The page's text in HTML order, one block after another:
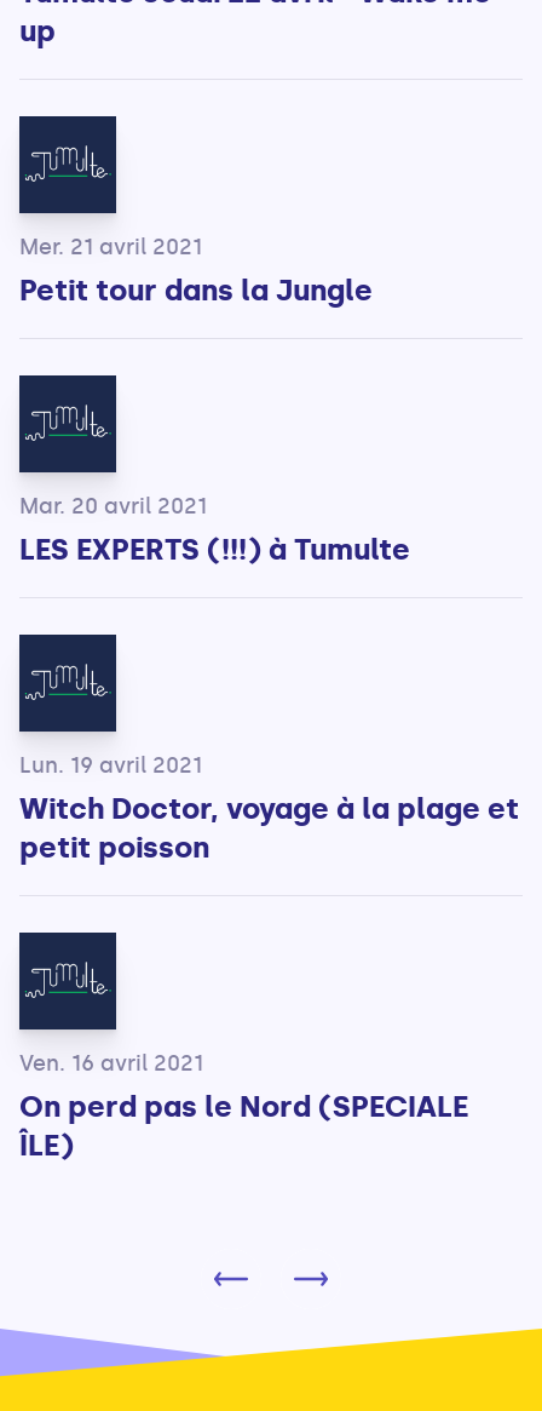
up
Mer. 21 avril 2021
Petit tour dans la Jungle
Mar. 20 avril 2021
LES EXPERTS (!!!) à Tumulte
Lun. 19 avril 2021
Witch Doctor, voyage à la plage et
petit poisson
Ven. 16 avril 2021
On perd pas le Nord (SPECIALE
ÎLE)